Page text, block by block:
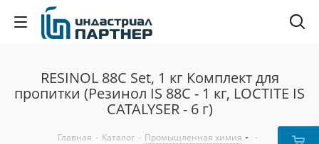
RESINOL 88C Set, 1 кг Комплект для
пропитки (Резинол IS 88С - 1 кг, LOCTITE IS
CATALYSER - 6 г)
Главная - Каталог - Промышленная химия
-